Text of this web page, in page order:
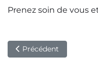
Prenez soin de vous
Article précédent :
Précédent